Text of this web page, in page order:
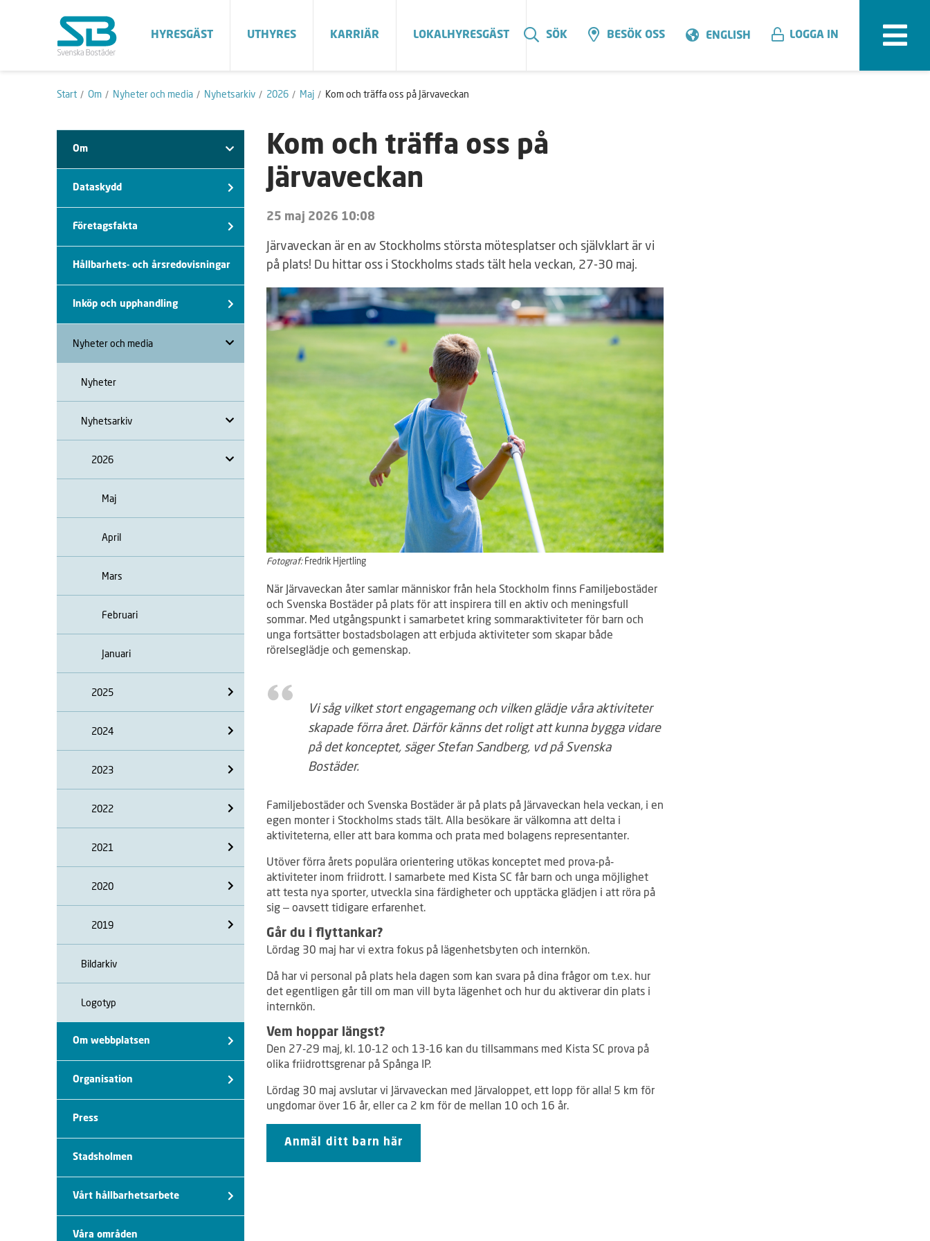
HYRESGÄST UTHYRES KARRIÄR LOKALHYRESGÄST SÖK BESÖK OSS ENGLISH LOGGA IN
Start Om Nyheter och media Nyhetsarkiv 2026 Maj Kom och träffa oss på Järvaveckan
Om
Dataskydd
Företagsfakta
Hållbarhets- och årsredovisningar
Inköp och upphandling
Nyheter och media
Nyheter
Nyhetsarkiv
2026
Maj
April
Mars
Februari
Januari
2025
2024
2023
2022
2021
2020
2019
Bildarkiv
Logotyp
Om webbplatsen
Organisation
Press
Stadsholmen
Vårt hållbarhetsarbete
Våra områden
Kom och träffa oss på
Järvaveckan
25 maj 2026 10:08
Järvaveckan är en av Stockholms största mötesplatser och självklart är vi
på plats! Du hittar oss i Stockholms stads tält hela veckan, 27-30 maj.
Fotograf: Fredrik Hjertling
När Järvaveckan åter samlar människor från hela Stockholm finns Familjebostäder
och Svenska Bostäder på plats för att inspirera till en aktiv och meningsfull
sommar. Med utgångspunkt i samarbetet kring sommaraktiviteter för barn och
unga fortsätter bostadsbolagen att erbjuda aktiviteter som skapar både
rörelseglädje och gemenskap.
Vi såg vilket stort engagemang och vilken glädje våra aktiviteter
skapade förra året. Därför känns det roligt att kunna bygga vidare
på det konceptet, säger Stefan Sandberg, vd på Svenska
Bostäder.
Familjebostäder och Svenska Bostäder är på plats på Järvaveckan hela veckan, i en
egen monter i Stockholms stads tält. Alla besökare är välkomna att delta i
aktiviteterna, eller att bara komma och prata med bolagens representanter.
Utöver förra årets populära orientering utökas konceptet med prova-på-
aktiviteter inom friidrott. I samarbete med Kista SC får barn och unga möjlighet
att testa nya sporter, utveckla sina färdigheter och upptäcka glädjen i att röra på
sig – oavsett tidigare erfarenhet.
Går du i flyttankar?
Lördag 30 maj har vi extra fokus på lägenhetsbyten och internkön.
Då har vi personal på plats hela dagen som kan svara på dina frågor om t.ex. hur
det egentligen går till om man vill byta lägenhet och hur du aktiverar din plats i
internkön.
Vem hoppar längst?
Den 27-29 maj, kl. 10-12 och 13-16 kan du tillsammans med Kista SC prova på
olika friidrottsgrenar på Spånga IP.
Lördag 30 maj avslutar vi Järvaveckan med Järvaloppet, ett lopp för alla! 5 km för
ungdomar över 16 år, eller ca 2 km för de mellan 10 och 16 år.
Anmäl ditt barn här